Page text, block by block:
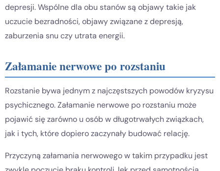
depresji. Wspólne dla obu stanów są objawy takie jak
uczucie bezradności, objawy związane z depresją,
zaburzenia snu czy utrata energii.
Załamanie nerwowe po rozstaniu
Rozstanie bywa jednym z najczęstszych powodów kryzysu
psychicznego. Załamanie nerwowe po rozstaniu może
pojawić się zarówno u osób w długotrwałych związkach,
jak i tych, które dopiero zaczynały budować relację.
Przyczyną załamania nerwowego w takim przypadku jest